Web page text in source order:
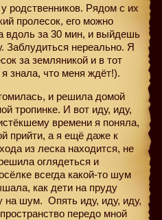
родственников. Рядом с их
пролесок, его можно
вдоль за 30 мин, и выйдешь
Заблудиться нереально. Я
за земляникой и в тот
знала, что меня ждёт!).
и решила домой
тропинке. И вот иду, иду,
времени я поняла,
прийти, а я ещё даже к
из леска находится, не
оглядеться и
всегда какой-то шум
как дети на пруду
на шум. Опять иду, иду, иду,
передо мной